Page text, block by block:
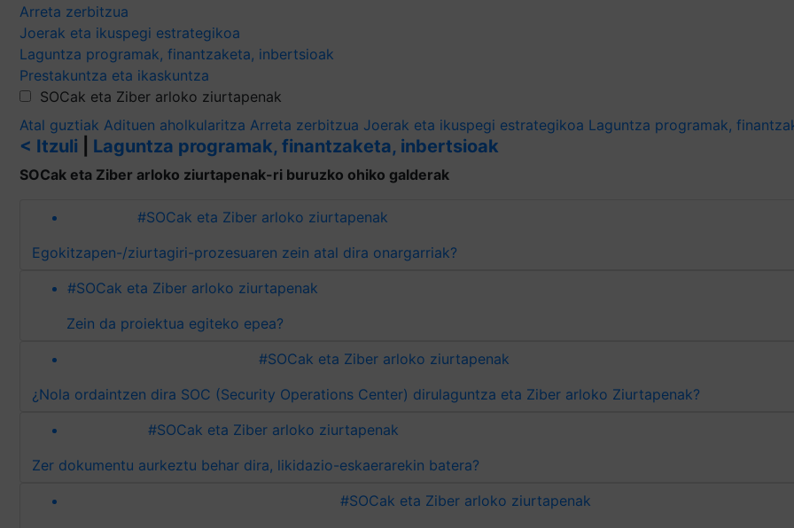
Arreta zerbitzua
Joerak eta ikuspegi estrategikoa
Laguntza programak, finantzaketa, inbertsioak
Prestakuntza eta ikaskuntza
SOCak eta Ziber arloko ziurtapenak
Atal guztiak Adituen aholkularitza Arreta zerbitzua Joerak eta ikuspegi estrategikoa Laguntza programak,
< Itzuli Laguntza programak, finantzaketa, inbertsioak
SOCak eta Ziber arloko ziurtapenak-ri buruzko ohiko galderak
#SOCak eta Ziber arloko ziurtapenak
Egokitzapen-/ziurtagiri-prozesuaren zein atal dira onargarriak?
#SOCak eta Ziber arloko ziurtapenak
Zein da proiektua egiteko epea?
#SOCak eta Ziber arloko ziurtapenak
¿Nola ordaintzen dira SOC (Security Operations Center) dirulaguntza eta Ziber arloko Ziurtapenak?
#SOCak eta Ziber arloko ziurtapenak
Zer dokumentu aurkeztu behar dira, likidazio-eskaerarekin batera?
#SOCak eta Ziber arloko ziurtapenak